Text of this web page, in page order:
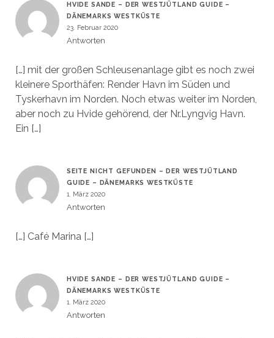
HVIDE SANDE – DER WESTJÜTLAND GUIDE –
DÄNEMARKS WESTKÜSTE
23. Februar 2020
Antworten
[…] mit der großen Schleusenanlage gibt es noch zwei
kleinere Sporthäfen: Render Havn im Süden und
Tyskerhavn im Norden. Noch etwas weiter im Norden,
aber noch zu Hvide gehörend, der Nr.Lyngvig Havn.
Ein […]
SEITE NICHT GEFUNDEN – DER WESTJÜTLAND
GUIDE – DÄNEMARKS WESTKÜSTE
1. März 2020
Antworten
[…] Café Marina […]
HVIDE SANDE – DER WESTJÜTLAND GUIDE –
DÄNEMARKS WESTKÜSTE
1. März 2020
Antworten